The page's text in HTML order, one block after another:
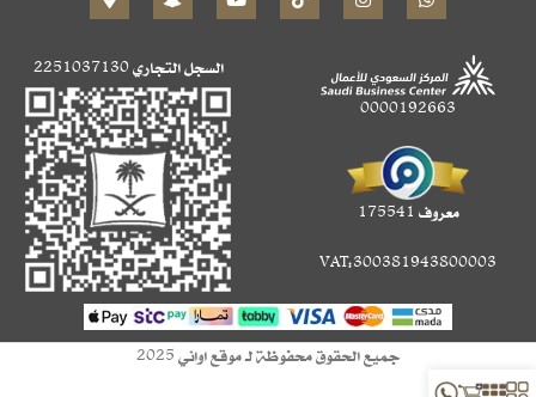
0000192663
معروف 175541
VAT:300381943800003
السجل التجاري2251037130
جميع الحقوق محفوظة لـ موقع اواني 2025